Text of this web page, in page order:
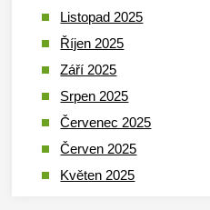
Listopad 2025
Říjen 2025
Září 2025
Srpen 2025
Červenec 2025
Červen 2025
Květen 2025